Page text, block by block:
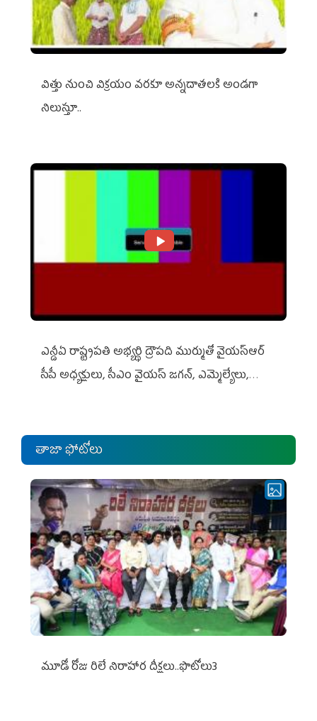
విత్తు నుంచి విక్రయం వరకూ అన్నదాతలకి అండగా
నిలుస్తూ..
ఎన్డీఏ రాష్ట్ర‌ప‌తి అభ్య‌ర్థి ద్రౌప‌ది ముర్ముతో వైయ‌స్ఆర్
సీపీ అధ్య‌క్షులు, సీఎం వైయ‌స్ జ‌గ‌న్, ఎమ్మెల్యేలు,
తాజా ఫోటోలు
మూడో రోజు రిలే నిరాహార దీక్షలు..ఫొటోలు3